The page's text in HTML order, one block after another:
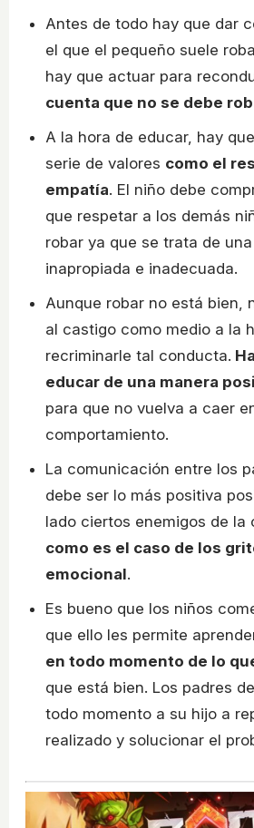
Antes de todo hay que dar
el que el pequeño suele
hay que actuar para
cuenta que no se debe
A la hora de educar, hay
serie de valores como el
empatía. El niño debe
que respetar a los demás
robar ya que se trata de
inapropiada e inadecuada.
Aunque robar no está bien,
al castigo como medio a la
recriminarle tal conducta.
educar de una manera
para que no vuelva a caer
comportamiento.
La comunicación entre los
debe ser lo más positiva
lado ciertos enemigos de la
como es el caso de los
emocional.
Es bueno que los niños
que ello les permite
en todo momento de lo
que está bien. Los padres
todo momento a su hijo a
realizado y solucionar el